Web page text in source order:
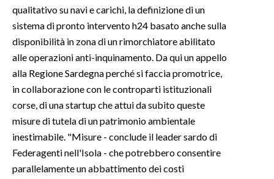
qualitativo su navi e carichi, la definizione di un
sistema di pronto intervento h24 basato anche sulla
disponibilità in zona di un rimorchiatore abilitato
alle operazioni anti-inquinamento. Da qui un appello
alla Regione Sardegna perché si faccia promotrice,
in collaborazione con le controparti istituzionali
corse, di una startup che attui da subito queste
misure di tutela di un patrimonio ambientale
inestimabile. "Misure - conclude il leader sardo di
Federagenti nell'Isola - che potrebbero consentire
parallelamente un abbattimento dei costi